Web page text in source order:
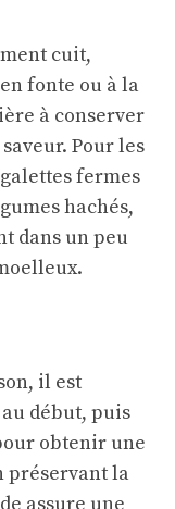
cuit,
fonte ou à la
à conserver
Pour les
fermes
hachés,
dans un peu
il est
début, puis
obtenir une
préservant la